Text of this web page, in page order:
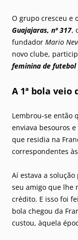
O grupo cresceu e
Guajajaras, nº 317,
fundador Mario
novo clube,
feminina de futebol
A 1ª bola veio
Lembrou-se então
enviava besouros
que residia na
correspondentes
Aí estava a
seu amigo que lhe
crédito. E isso foi
bola chegou da
custou, àquela